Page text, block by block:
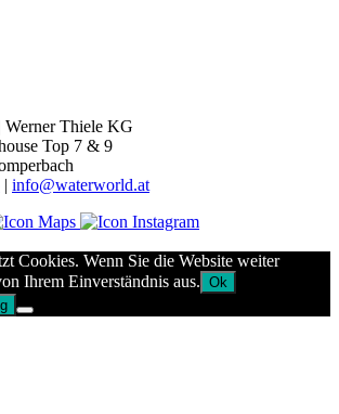
| Werner Thiele KG
Top 7 & 9
| info@waterworld.at
Cookies. Wenn Sie die Website weiter
Ihrem Einverständnis aus. Ok